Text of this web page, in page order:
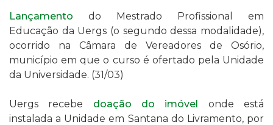
Lançamento do Mestrado Profissional em
Educação da Uergs (o segundo dessa modalidade),
ocorrido na Câmara de Vereadores de Osório,
município em que o curso é ofertado pela Unidade
da Universidade. (31/03)
Uergs recebe doação do imóvel onde está
instalada a Unidade em Santana do Livramento, por